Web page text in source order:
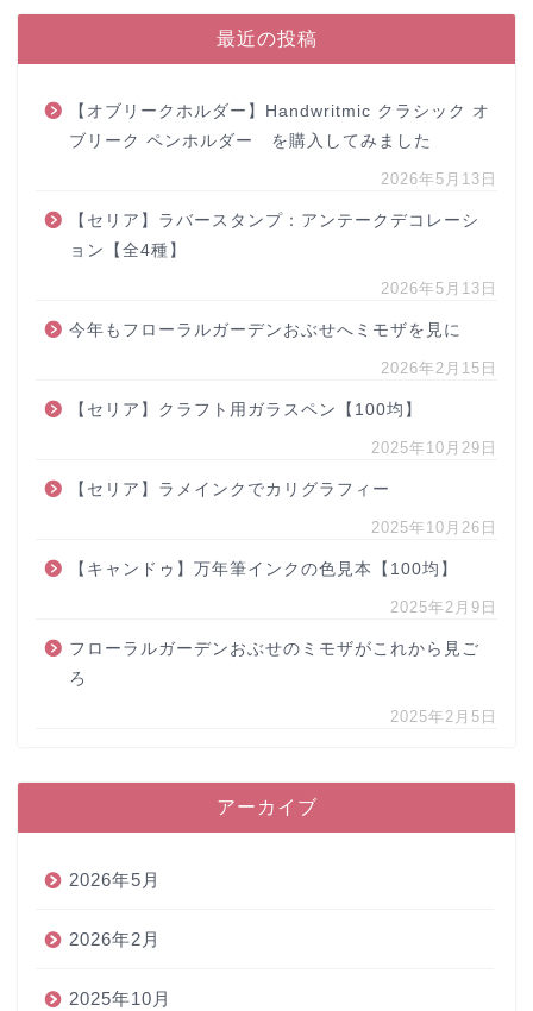
最近の投稿
【オブリークホルダー】Handwritmic クラシック オ
ブリーク ペンホルダー を購入してみました
2026年5月13日
【セリア】ラバースタンプ：アンテークデコレーシ
ョン【全4種】
2026年5月13日
今年もフローラルガーデンおぶせへミモザを見に
2026年2月15日
【セリア】クラフト用ガラスペン【100均】
2025年10月29日
【セリア】ラメインクでカリグラフィー
2025年10月26日
【キャンドゥ】万年筆インクの色見本【100均】
2025年2月9日
フローラルガーデンおぶせのミモザがこれから見ご
ろ
2025年2月5日
アーカイブ
2026年5月
2026年2月
2025年10月